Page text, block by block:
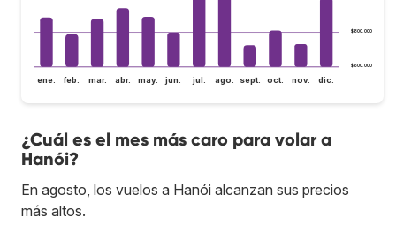
$600.000
$800.000
ene. feb. mar. abr. may. jun. jul. ago. sept. oct. nov. dic.
¿Cuál es el mes más caro para volar a
Hanói?
En agosto, los vuelos a Hanói alcanzan sus precios
más altos.